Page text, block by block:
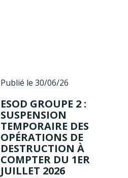
Publié le 30/06/26
ESOD GROUPE 2 :
SUSPENSION
TEMPORAIRE DES
OPÉRATIONS DE
DESTRUCTION À
COMPTER DU 1ER
JUILLET 2026